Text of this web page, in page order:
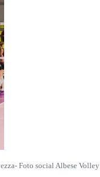
Foto social Albese Volley